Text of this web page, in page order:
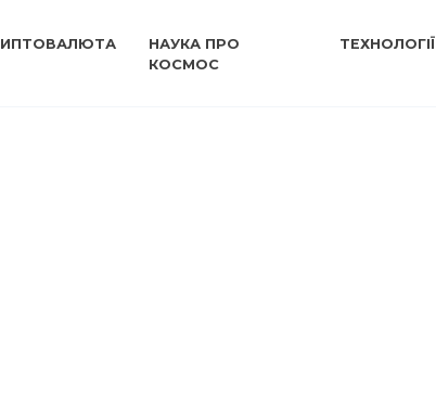
НАУКА ПРО
КОСМОС
ТЕХНОЛОГІЇ